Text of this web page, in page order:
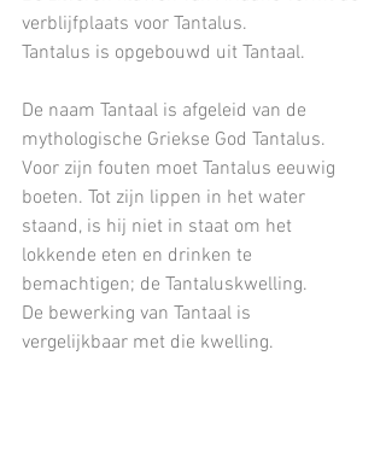
verblijfplaats voor Tantalus.
Tantalus is opgebouwd uit Tantaal.
De naam Tantaal is afgeleid van de
mythologische Griekse God Tantalus.
Voor zijn fouten moet Tantalus eeuwig
boeten. Tot zijn lippen in het water
staand, is hij niet in staat om het
lokkende eten en drinken te
bemachtigen; de Tantaluskwelling.
De bewerking van Tantaal is
vergelijkbaar met die kwelling.